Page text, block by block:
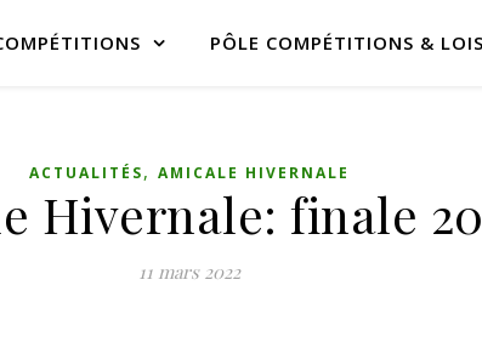
PÔLE COMPÉTITIONS &
ACTUALITÉS, AMICALE HIVERNALE
Hivernale: finale
11 mars 2022